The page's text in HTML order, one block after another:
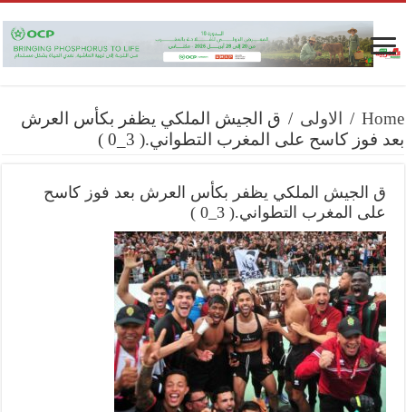
Home
/ الاولى / ق الجيش الملكي يظفر بكأس العرش
بعد فوز كاسح على المغرب التطواني.( 3_0 )
ق الجيش الملكي يظفر بكأس العرش بعد فوز كاسح
على المغرب التطواني.( 3_0 )